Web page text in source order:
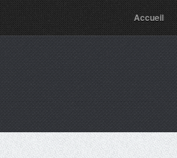
Accueil